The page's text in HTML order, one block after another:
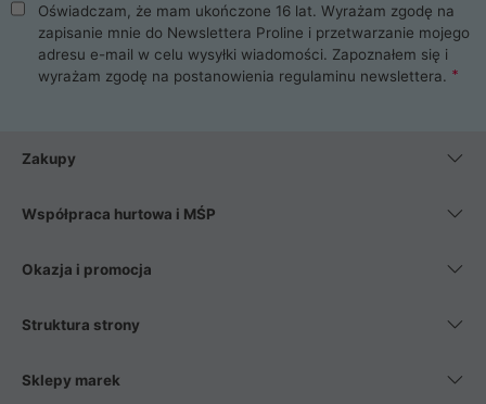
Oświadczam, że mam ukończone 16 lat. Wyrażam zgodę na
zapisanie mnie do Newslettera Proline i przetwarzanie mojego
adresu e-mail w celu wysyłki wiadomości. Zapoznałem się i
wyrażam zgodę na postanowienia regulaminu newslettera.
Zakupy
Współpraca hurtowa i MŚP
Okazja i promocja
Struktura strony
Sklepy marek